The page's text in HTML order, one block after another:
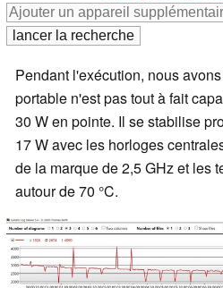
Pendant l'exécution, nous
portable n'est pas tout à fait
30 W en pointe. Il se stabilise
17 W avec les horloges
de la marque de 2,5 GHz et les
autour de 70 °C.